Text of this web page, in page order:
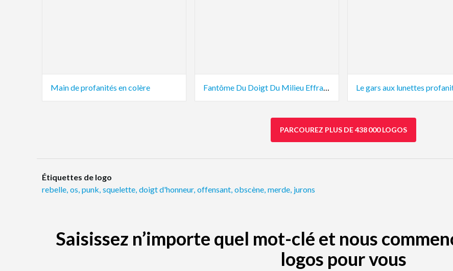
Main de profanités en colère Fantôme Du Doigt Du Milieu Effrayant Le gars aux lunettes
PARCOUREZ PLUS DE 438 000 LOGOS
Étiquettes de logo
rebelle, os, punk, squelette, doigt d'honneur, offensant, obscène, merde, jurons
Saisissez n’importe quel mot-clé et nous
logos pour vous